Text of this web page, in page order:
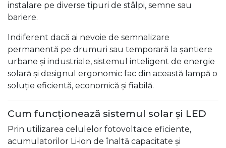
instalare pe diverse tipuri de stâlpi, semne sau
bariere.
Indiferent dacă ai nevoie de semnalizare
permanentă pe drumuri sau temporară la șantiere
urbane și industriale, sistemul inteligent de energie
solară și designul ergonomic fac din această lampă o
soluție eficientă, economică și fiabilă.
Cum funcționează sistemul solar și LED
Prin utilizarea celulelor fotovoltaice eficiente,
acumulatorilor Li‑ion de înaltă capacitate și